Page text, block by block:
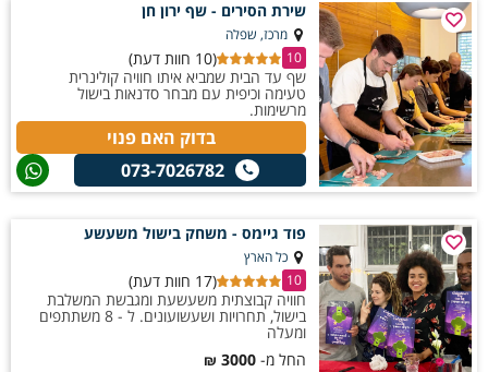
שירת הסירים - שף ירון חן
מרכז, שפלה
10
(10 חוות דעת)
שף עד הבית שמביא איתו חוויה קולינרית
טעימה וכיפית עם מבחר סדנאות בישול
מרשימות.
בדוק האם פנוי
073-7026782
פוד גיימס - משחק בישול משעשע
כל הארץ
10
(17 חוות דעת)
חוויה קבוצתית משעשעת ומגבשת המשלבת
בישול, תחרויות ושעשועונים. ל - 8 משתתפים
ומעלה
החל מ- 3000
₪